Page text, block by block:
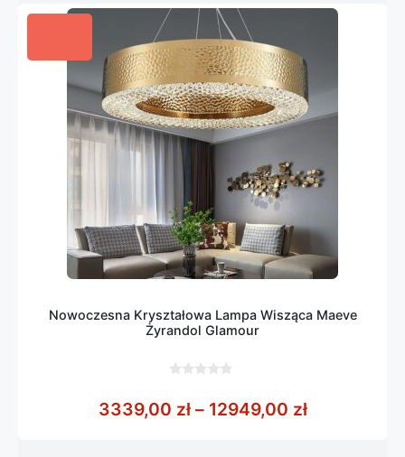
Nowoczesna Kryształowa Lampa Wisząca Maeve
Żyrandol Glamour
5
3339,00 zł – 12949,00 złZakres